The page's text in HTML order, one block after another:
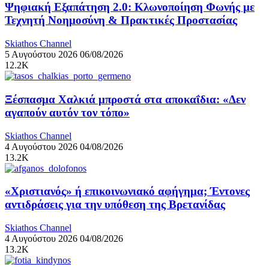
Ψηφιακή Εξαπάτηση 2.0: Κλωνοποίηση Φωνής με
Τεχνητή Νοημοσύνη & Πρακτικές Προστασίας
Skiathos Channel
5 Αυγούστου 2026 06/08/2026
12.2K
Ξέσπασμα Χαλκιά μπροστά στα αποκαΐδια: «Δεν
αγαπούν αυτόν τον τόπο»
Skiathos Channel
4 Αυγούστου 2026 04/08/2026
13.2K
«Χριστιανός» ή επικοινωνιακό αφήγημα; Έντονες
αντιδράσεις για την υπόθεση της Βρετανίδας
Skiathos Channel
4 Αυγούστου 2026 04/08/2026
13.2K